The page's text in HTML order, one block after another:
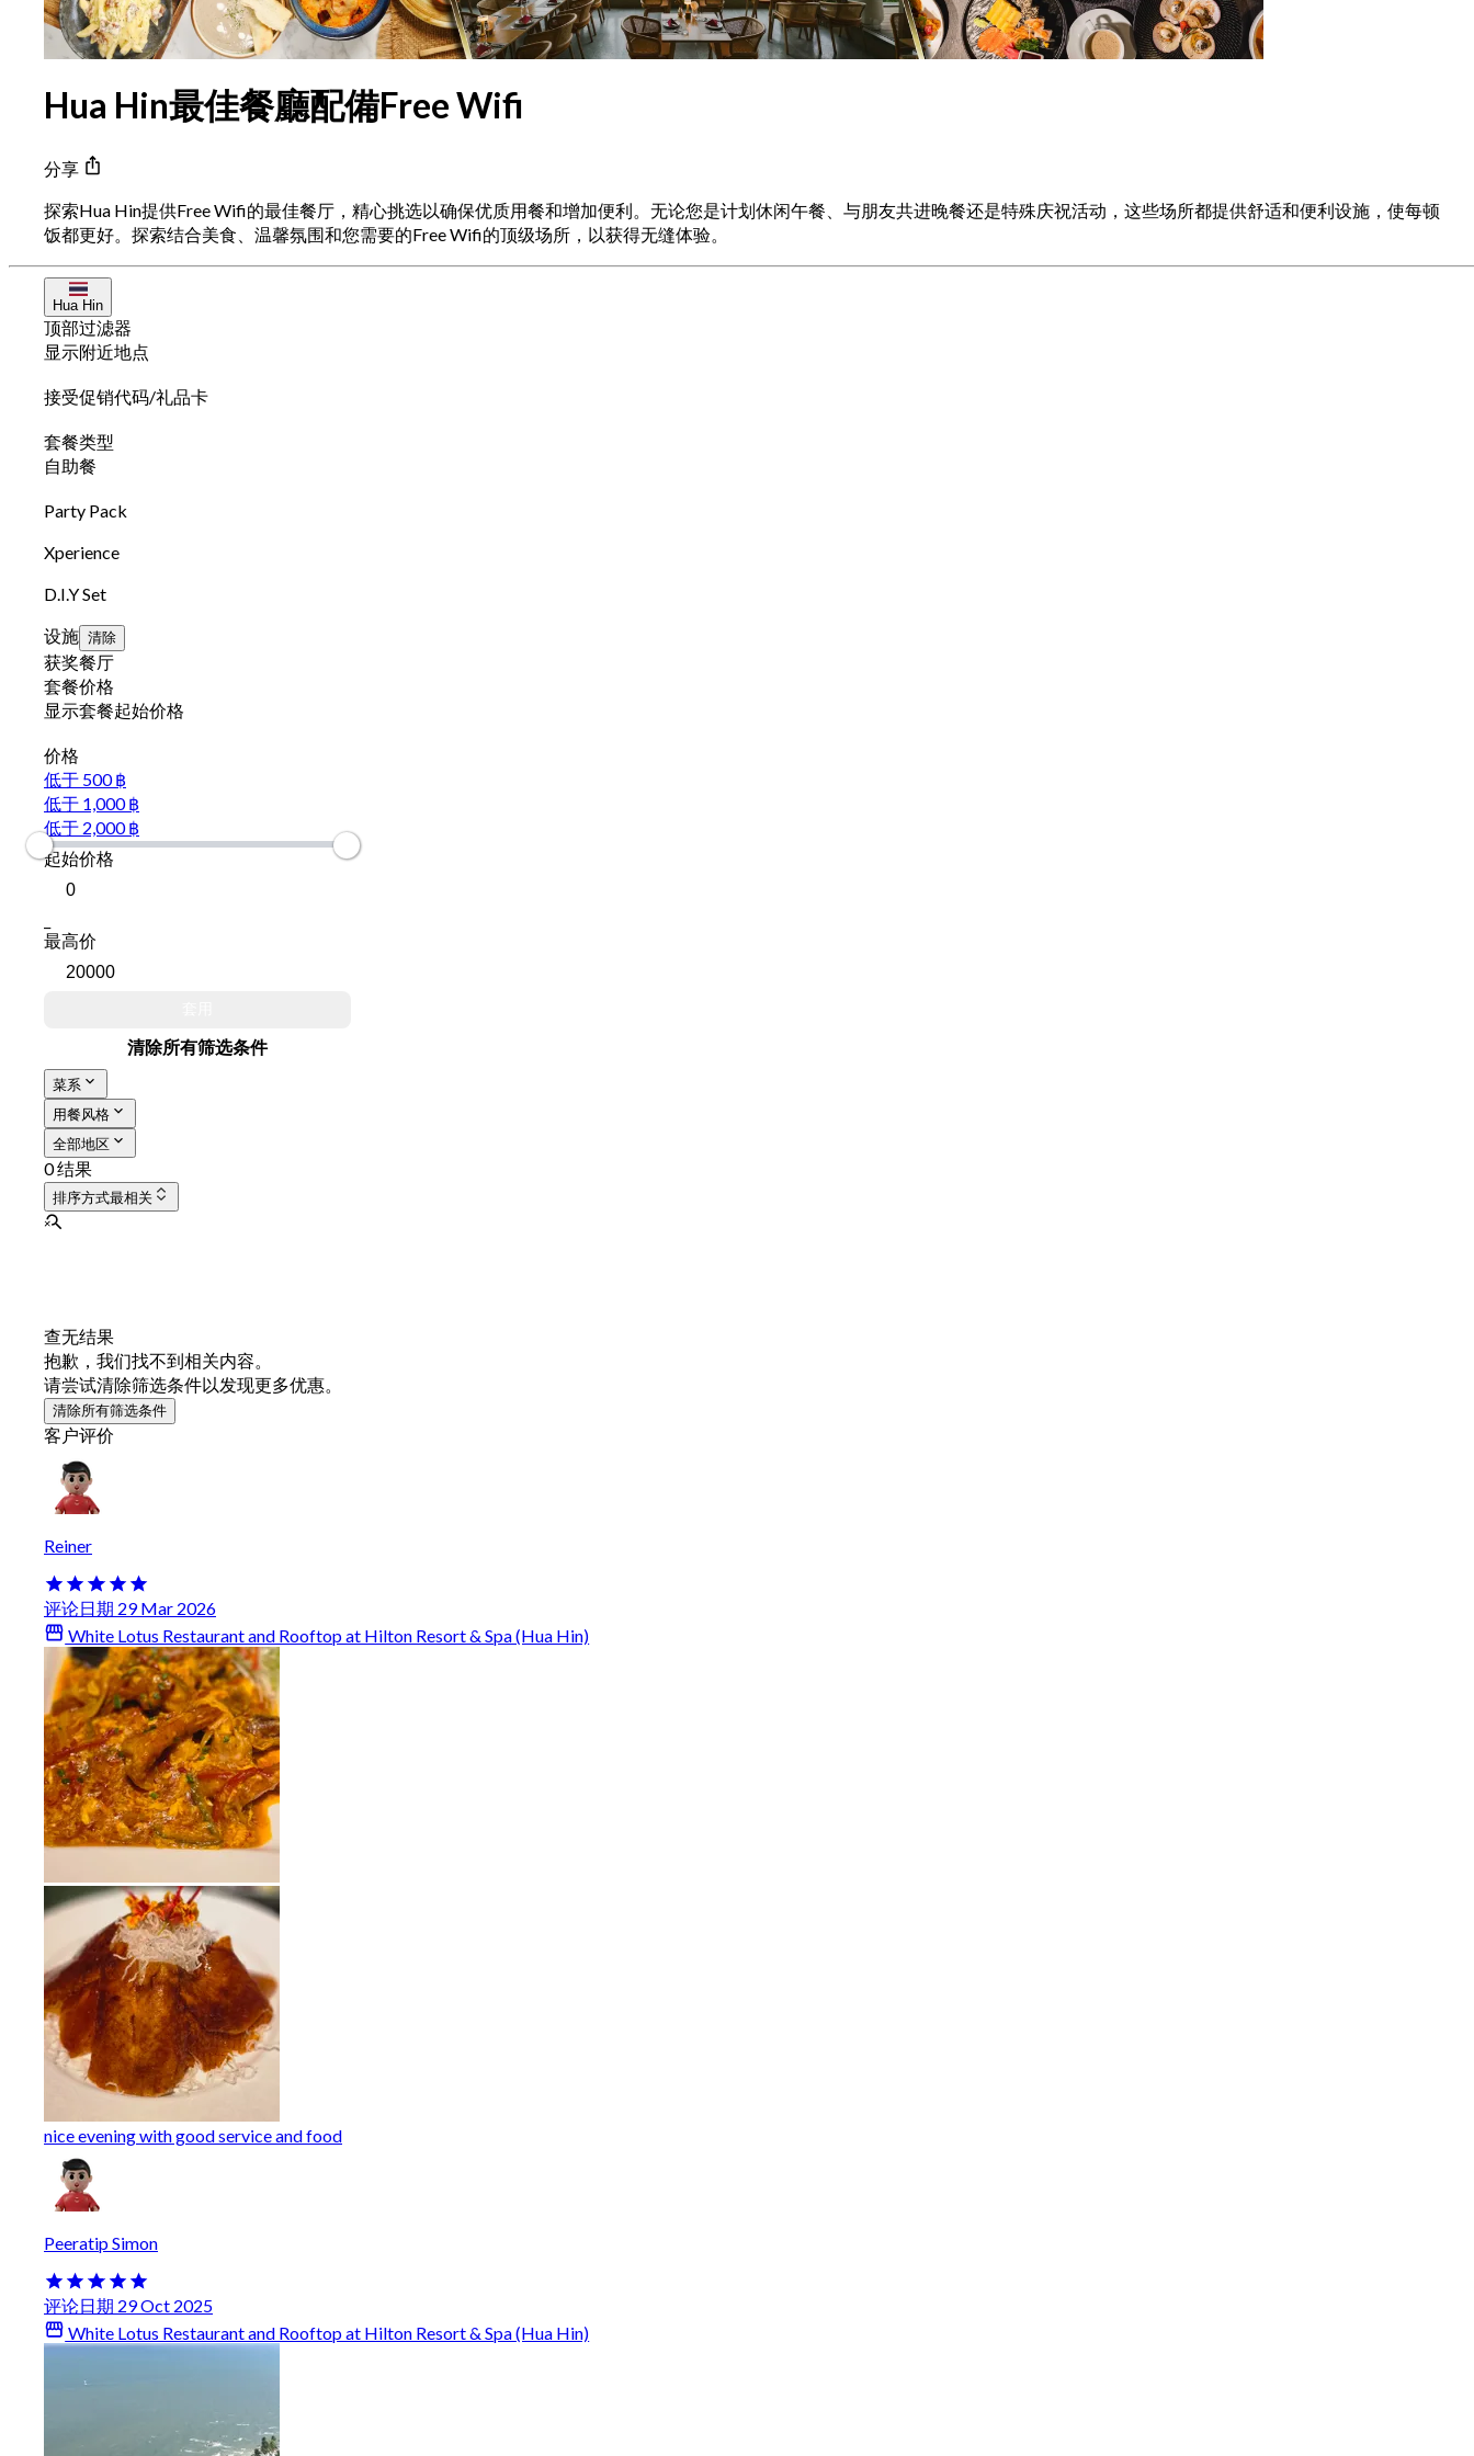
Hua Hin最佳餐廳配備Free Wifi
分享
探索Hua Hin提供Free Wifi的最佳餐厅，精心挑选以确保优质用餐和增加便利。无论您是计划休闲午餐、与朋友共进晚餐还是特殊庆祝活动，这些场所都提供舒适和便利设施，使每顿
饭都更好。探索结合美食、温馨氛围和您需要的Free Wifi的顶级场所，以获得无缝体验。
Hua Hin
顶部过滤器
显示附近地点
接受促销代码/礼品卡
套餐类型
自助餐
Party Pack
Xperience
D.I.Y Set
设施 清除
获奖餐厅
套餐价格
显示套餐起始价格
价格
低于 500 ฿
低于 1,000 ฿
低于 2,000 ฿
起始价格
最高价
清除所有筛选条件
菜系
用餐风格
全部地区
0 结果
排序方式最相关
查无结果
抱歉，我们找不到相关内容。
请尝试清除筛选条件以发现更多优惠。
清除所有筛选条件
客户评价
Reiner
评论日期 29 Mar 2026
White Lotus Restaurant and Rooftop at Hilton Resort & Spa (Hua Hin)
nice evening with good service and food
Peeratip Simon
评论日期 29 Oct 2025
White Lotus Restaurant and Rooftop at Hilton Resort & Spa (Hua Hin)